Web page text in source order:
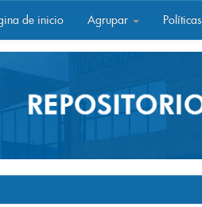
de inicio Agrupar Políticas